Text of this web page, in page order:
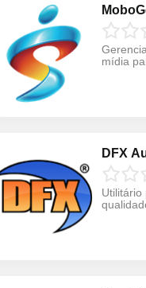
mídia
DFX
Utilitário